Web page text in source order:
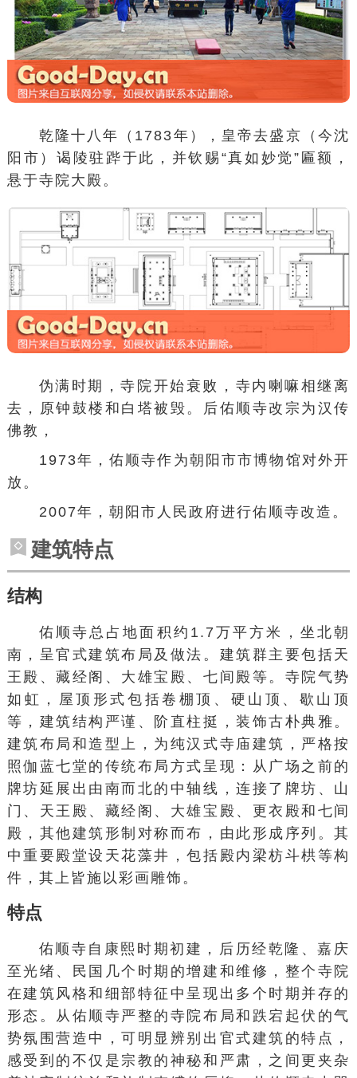
乾隆十八年（1783年），皇帝去盛京（今沈
阳市）谒陵驻跸于此，并钦赐“真如妙觉”匾额，
悬于寺院大殿。
伪满时期，寺院开始衰败，寺内喇嘛相继离
去，原钟鼓楼和白塔被毁。后佑顺寺改宗为汉传
佛教，
1973年，佑顺寺作为朝阳市市博物馆对外开
放。
2007年，朝阳市人民政府进行佑顺寺改造。
建筑特点
结构
佑顺寺总占地面积约1.7万平方米，坐北朝
南，呈官式建筑布局及做法。建筑群主要包括天
王殿、藏经阁、大雄宝殿、七间殿等。寺院气势
如虹，屋顶形式包括卷棚顶、硬山顶、歇山顶
等，建筑结构严谨、阶直柱挺，装饰古朴典雅。
建筑布局和造型上，为纯汉式寺庙建筑，严格按
照伽蓝七堂的传统布局方式呈现：从广场之前的
牌坊延展出由南而北的中轴线，连接了牌坊、山
门、天王殿、藏经阁、大雄宝殿、更衣殿和七间
殿，其他建筑形制对称而布，由此形成序列。其
中重要殿堂设天花藻井，包括殿内梁枋斗栱等构
件，其上皆施以彩画雕饰。
特点
佑顺寺自康熙时期初建，后历经乾隆、嘉庆
至光绪、民国几个时期的增建和维修，整个寺院
在建筑风格和细部特征中呈现出多个时期并存的
形态。从佑顺寺严整的寺院布局和跌宕起伏的气
势氛围营造中，可明显辨别出官式建筑的特点，
感受到的不仅是宗教的神秘和严肃，之间更夹杂